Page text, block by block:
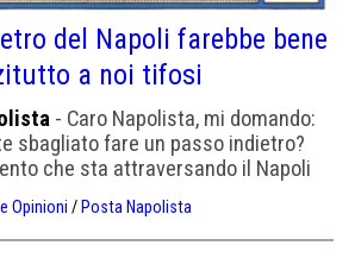
del Napoli farebbe bene
a noi tifosi
- Caro Napolista, mi domando:
sbagliato fare un passo indietro?
che sta attraversando il Napoli
con un contratto meno ricco,
privarsi di qualche giocatore
Opinioni / Posta Napolista